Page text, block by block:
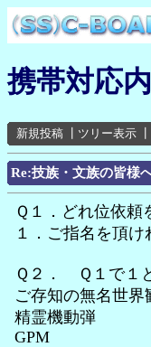
携帯対応
新規投稿 ツリー表示
Re:技族・文族の皆様
Ｑ１．どれ位依
１．ご指名を頂け
Ｑ２． Ｑ１で１
ご存知の無名世界
精霊機動弾
GPM